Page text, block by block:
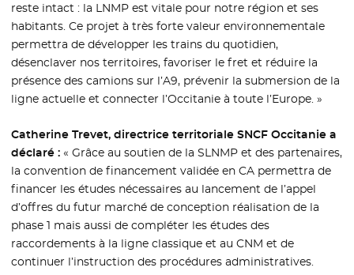
reste intact : la LNMP est vitale pour notre région et ses
habitants. Ce projet à très forte valeur environnementale
permettra de développer les trains du quotidien,
désenclaver nos territoires, favoriser le fret et réduire la
présence des camions sur l’A9, prévenir la submersion de la
ligne actuelle et connecter l’Occitanie à toute l’Europe. »
Catherine Trevet, directrice territoriale SNCF Occitanie a
déclaré :« Grâce au soutien de la SLNMP et des partenaires,
la convention de financement validée en CA permettra de
financer les études nécessaires au lancement de l’appel
d’offres du futur marché de conception réalisation de la
phase 1 mais aussi de compléter les études des
raccordements à la ligne classique et au CNM et de
continuer l’instruction des procédures administratives.